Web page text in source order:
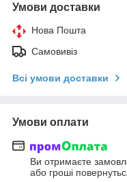
Умови доставки
Нова Пошта
Самовивіз
Всі умови доставки
Умови оплати
Ви отримаєте
або гроші